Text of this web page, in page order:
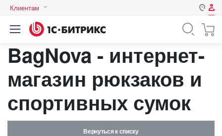
Клиентам
Казахстан
Беларусь
Авторизация
Логин
Пароль
BagNova - интернет-
магазин рюкзаков и
спортивных сумок
Вернуться к списку